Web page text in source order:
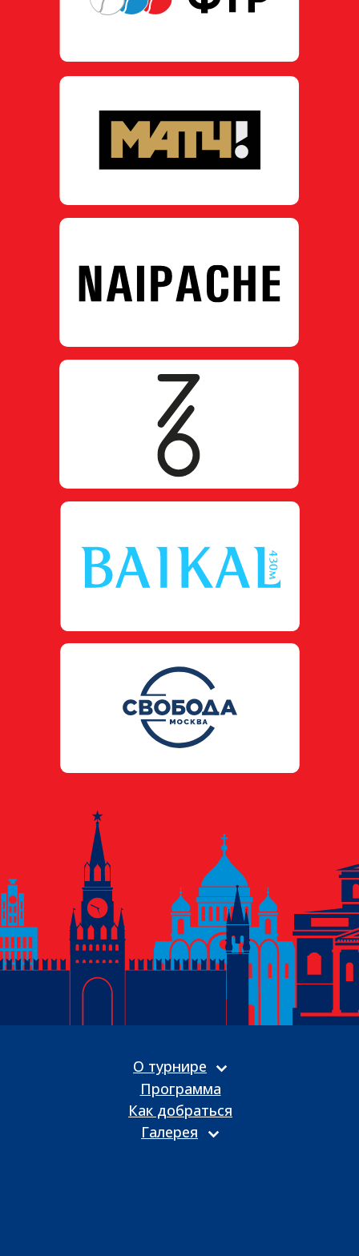
О турнире
Программа
Как добраться
Галерея